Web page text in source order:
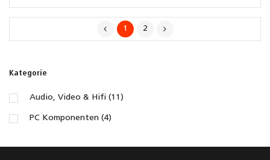
Kategorie
Audio, Video & Hifi (11)
PC Komponenten (4)
1 2